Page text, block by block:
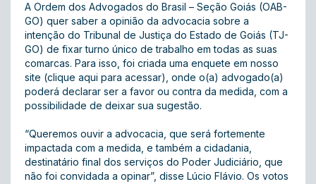
A Ordem dos Advogados do Brasil – Seção Goiás (OAB-
GO) quer saber a opinião da advocacia sobre a
intenção do Tribunal de Justiça do Estado de Goiás (TJ-
GO) de fixar turno único de trabalho em todas as suas
comarcas. Para isso, foi criada uma enquete em nosso
site (clique aqui para acessar), onde o(a) advogado(a)
poderá declarar ser a favor ou contra da medida, com a
possibilidade de deixar sua sugestão.
“Queremos ouvir a advocacia, que será fortemente
impactada com a medida, e também a cidadania,
destinatário final dos serviços do Poder Judiciário, que
não foi convidada a opinar”, disse Lúcio Flávio. Os votos